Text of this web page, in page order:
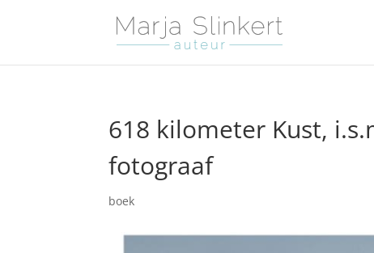
618 kilometer Kust,
fotograaf
boek